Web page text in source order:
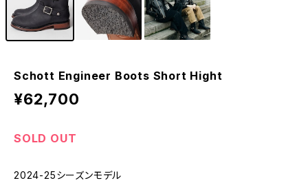
Schott Engineer Boots Short Hight
¥62,700
SOLD OUT
2024-25シーズンモデル